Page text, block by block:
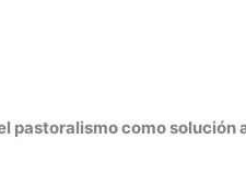
pastoralismo como solución